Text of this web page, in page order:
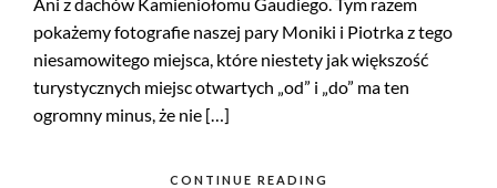
pokażemy fotografie naszej pary Moniki i Piotrka z tego
niesamowitego miejsca, które niestety jak większość
turystycznych miejsc otwartych „od” i „do” ma ten
ogromny minus, że nie […]
CONTINUE READING